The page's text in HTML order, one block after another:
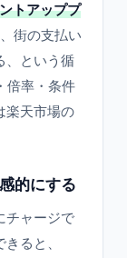
トアッププ
街の支払い
、という循
倍率・条件
楽天市場の
的にする
チャージで
ると、